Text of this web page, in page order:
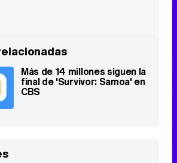
Más de 14 millones siguen la
final de 'Survivor: Samoa' en
CBS